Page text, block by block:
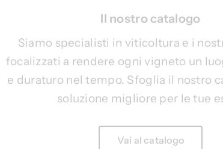
Il nostro catalogo
Siamo specialisti in viticoltura e i
focalizzati a rendere ogni vigneto un
e duraturo nel tempo. Sfoglia il nostro
soluzione migliore per le tue
Vai al catalogo